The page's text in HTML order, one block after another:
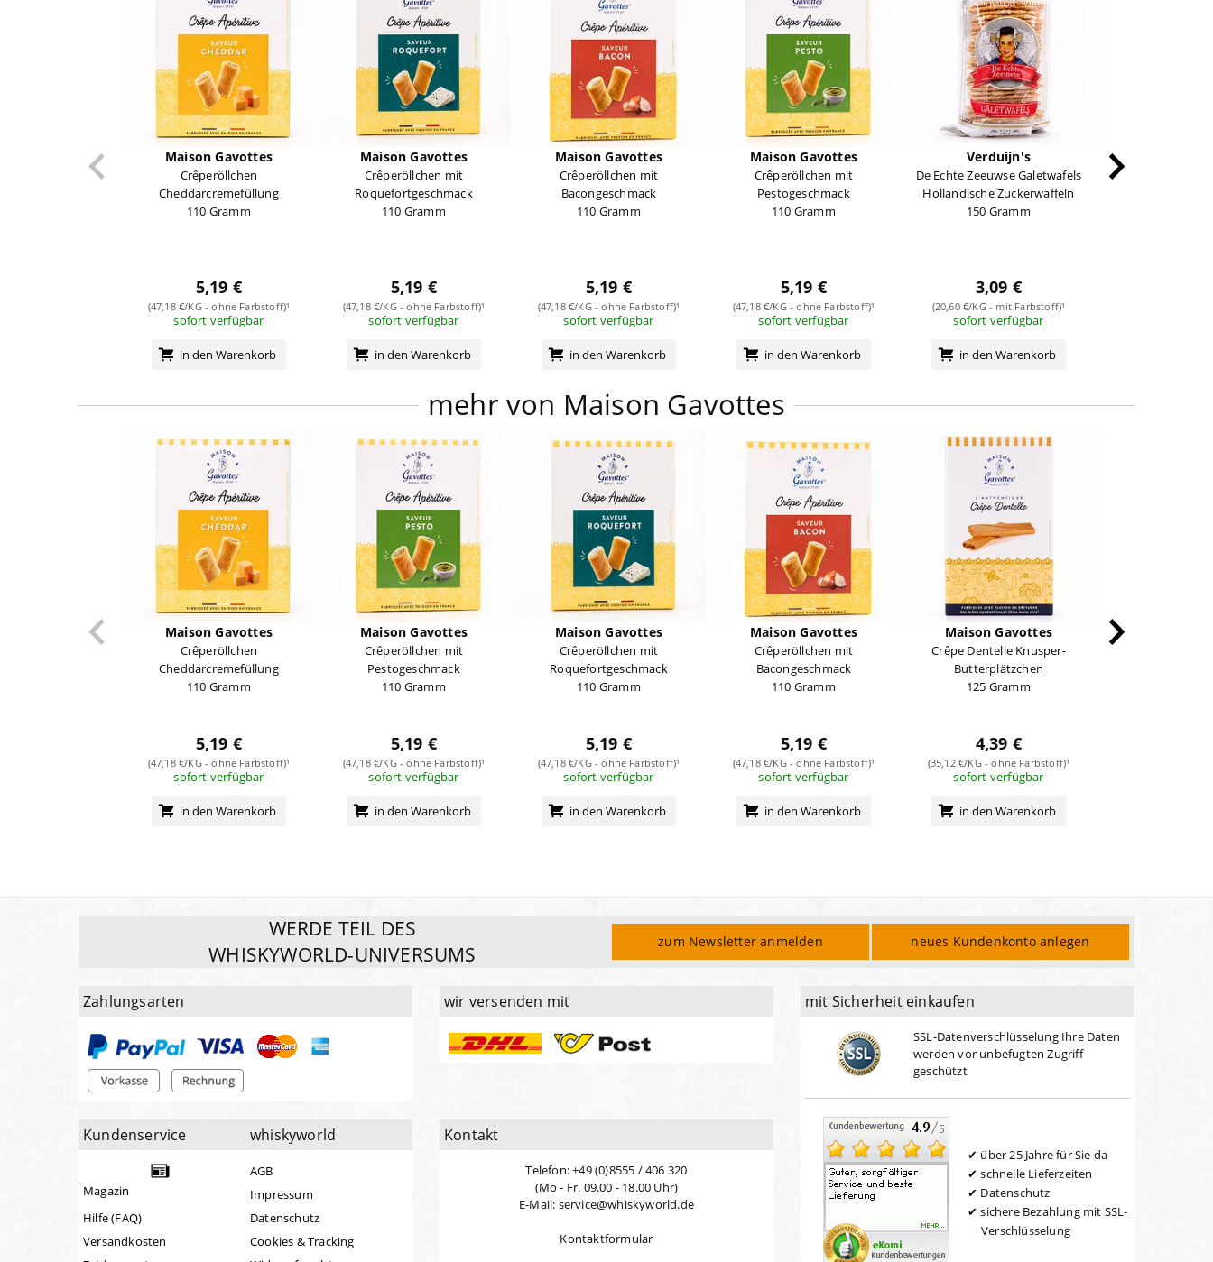
Maison Gavottes
Crêperöllchen
Cheddarcremefüllung
110 Gramm
5,19 €
(47,18 €/KG - ohne Farbstoff)¹
sofort verfügbar
in den Warenkorb
Maison Gavottes
Crêperöllchen mit
Roquefortgeschmack
110 Gramm
5,19 €
(47,18 €/KG - ohne Farbstoff)¹
sofort verfügbar
in den Warenkorb
Maison Gavottes
Crêperöllchen mit
Bacongeschmack
110 Gramm
5,19 €
(47,18 €/KG - ohne Farbstoff)¹
sofort verfügbar
in den Warenkorb
Maison Gavottes
Crêperöllchen mit
Pestogeschmack
110 Gramm
5,19 €
(47,18 €/KG - ohne Farbstoff)¹
sofort verfügbar
in den Warenkorb
Verduijn's
De Echte Zeeuwse Galetwafels
Hollandische Zuckerwaffeln
150 Gramm
3,09 €
(20,60 €/KG - mit Farbstoff)¹
sofort verfügbar
in den Warenkorb
Peanut Crunch
mehr von Maison Gavottes
Maison Gavottes
Crêperöllchen
Cheddarcremefüllung
110 Gramm
5,19 €
(47,18 €/KG - ohne Farbstoff)¹
sofort verfügbar
in den Warenkorb
Maison Gavottes
Crêperöllchen mit
Pestogeschmack
110 Gramm
5,19 €
(47,18 €/KG - ohne Farbstoff)¹
sofort verfügbar
in den Warenkorb
Maison Gavottes
Crêperöllchen mit
Roquefortgeschmack
110 Gramm
5,19 €
(47,18 €/KG - ohne Farbstoff)¹
sofort verfügbar
in den Warenkorb
Maison Gavottes
Crêperöllchen mit
Bacongeschmack
110 Gramm
5,19 €
(47,18 €/KG - ohne Farbstoff)¹
sofort verfügbar
in den Warenkorb
Maison Gavottes
Crêpe Dentelle Knusper-
Butterplätzchen
125 Gramm
4,39 €
(35,12 €/KG - ohne Farbstoff)¹
sofort verfügbar
in den Warenkorb
WERDE TEIL DES
WHISKYWORLD-UNIVERSUMS
zum Newsletter anmelden neues Kundenkonto anlegen
Zahlungsarten wir versenden mit
Kundenservice
Magazin
Hilfe (FAQ)
Versandkosten
whiskyworld
AGB
Impressum
Datenschutz
Cookies & Tracking
Kontakt
Telefon: +49 (0)8555 / 406 320
(Mo - Fr. 09.00 - 18.00 Uhr)
E-Mail: service@whiskyworld.de
Kontaktformular
mit Sicherheit einkaufen
SSL-Datenverschlüsselung Ihre Daten
werden vor unbefugten Zugriff
geschützt
über 25 Jahre für Sie da
schnelle Lieferzeiten
Datenschutz
sichere Bezahlung mit SSL-
Verschlüsselung